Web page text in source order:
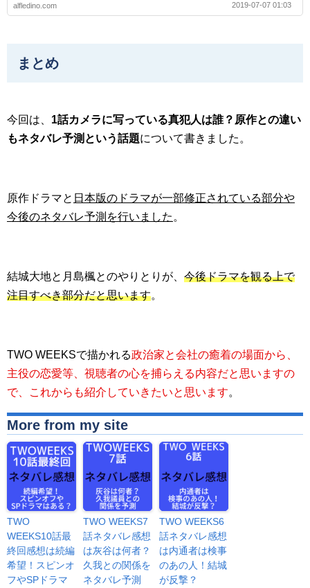
alfledino.com 2019-07-07 01:03
まとめ
今回は、 1話カメラに写っている真犯人は誰？原作との違い
もネタバレ予測という話題について書きました。
原作ドラマと 日本版のドラマが一部修正されている部分や
今後のネタバレ予測を行いました 。
結城大地と月島楓とのやりとりが、 今後ドラマを観る上で
注目すべき部分だと思います。
TWO WEEKSで描かれる政治家と会社の癒着の場面から、
主役の恋愛等、視聴者の心を捕らえる内容だと思いますの
で、これからも紹介していきたいと思います。
More from my site
TWO
WEEKS10話最
終回感想は続編
希望！スピンオ
フやSPドラマ
TWO WEEKS7
話ネタバレ感想
は灰谷は何者？
久我との関係を
ネタバレ予測
TWO WEEKS6
話ネタバレ感想
は内通者は検事
のあの人！結城
が反撃？